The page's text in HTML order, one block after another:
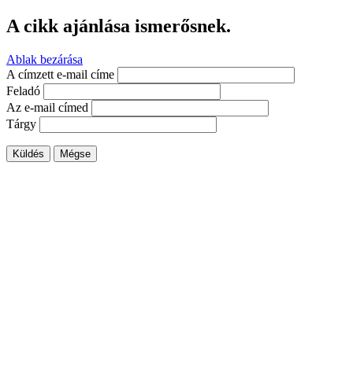
A cikk ajánlása ismerősnek.
Ablak bezárása
A címzett e-mail címe
Feladó
Az e-mail címed
Tárgy
Küldés Mégse